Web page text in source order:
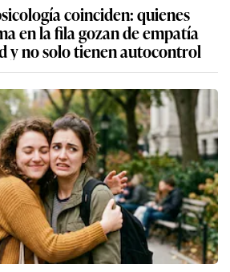
coinciden: quienes
en la fila gozan de empatía
y no solo tienen autocontrol